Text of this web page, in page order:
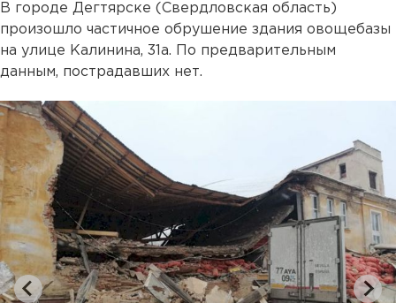
В городе Дегтярске (Свердловская область)
произошло частичное обрушение здания овощебазы
на улице Калинина, 31а. По предварительным
данным, пострадавших нет.